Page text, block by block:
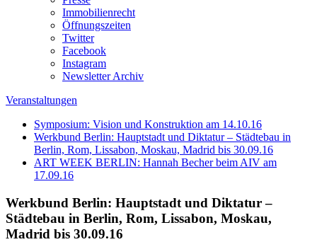
Immobilienrecht
Öffnungszeiten
Twitter
Facebook
Instagram
Newsletter Archiv
Veranstaltungen
Symposium: Vision und Konstruktion am 14.10.16
Werkbund Berlin: Hauptstadt und Diktatur – Städtebau in
Berlin, Rom, Lissabon, Moskau, Madrid bis 30.09.16
ART WEEK BERLIN: Hannah Becher beim AIV am
17.09.16
Werkbund Berlin: Hauptstadt und Diktatur –
Städtebau in Berlin, Rom, Lissabon, Moskau,
Madrid bis 30.09.16